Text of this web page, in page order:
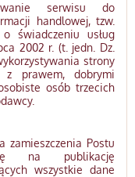
serwisu do
handlowej, tzw.
świadczeniu usług
2002 r. (t. jedn. Dz.
strony
prawem, dobrymi
osób trzecich
zamieszczenia Postu
na publikację
wszystkie dane